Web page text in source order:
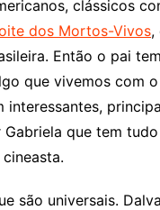
clássicos
dos Mortos-Vivos,
Então o pai
que vivemos com
que tem
são universais.